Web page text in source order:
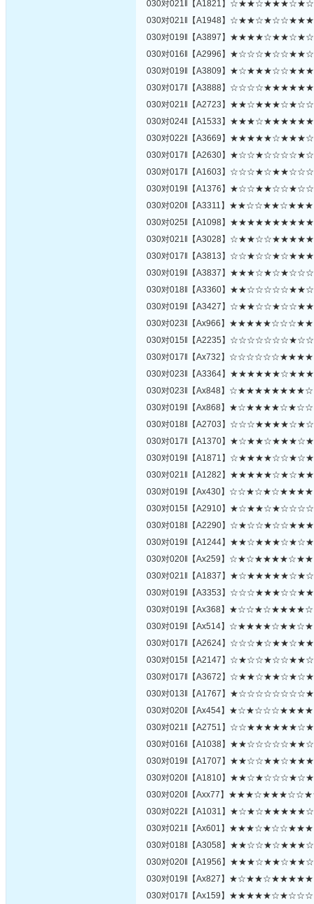
030对021‖【A1821】
030对021‖【A1948】
030对019‖【A3897】
030对016‖【A2996】
030对019‖【A3809】
030对017‖【A3888】
030对021‖【A2723】
030对024‖【A1533】
030对022‖【A3669】
030对017‖【A2630】
030对017‖【A1603】
030对019‖【A1376】
030对020‖【A3311】
030对025‖【A1098】
030对021‖【A3028】
030对017‖【A3813】
030对019‖【A3837】
030对018‖【A3360】
030对019‖【A3427】
030对023‖【Ax966】
030对015‖【A2235】
030对017‖【Ax732】
030对023‖【A3364】
030对023‖【Ax848】
030对019‖【Ax868】
030对018‖【A2703】
030对017‖【A1370】
030对019‖【A1871】
030对021‖【A1282】
030对019‖【Ax430】
030对015‖【A2910】
030对018‖【A2290】
030对019‖【A1244】
030对020‖【Ax259】
030对021‖【A1837】
030对019‖【A3353】
030对019‖【Ax368】
030对019‖【Ax514】
030对017‖【A2624】
030对015‖【A2147】
030对017‖【A3672】
030对013‖【A1767】
030对020‖【Ax454】
030对021‖【A2751】
030对016‖【A1038】
030对019‖【A1707】
030对020‖【A1810】
030对020‖【Axx77】
030对022‖【A1031】
030对021‖【Ax601】
030对018‖【A3058】
030对020‖【A1956】
030对019‖【Ax827】
030对017‖【Ax159】